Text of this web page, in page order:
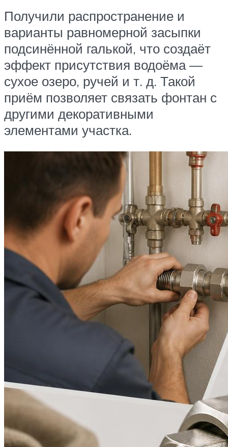
Получили распространение и
варианты равномерной засыпки
подсинённой галькой, что создаёт
эффект присутствия водоёма —
сухое озеро, ручей и т. д. Такой
приём позволяет связать фонтан с
другими декоративными
элементами участка.